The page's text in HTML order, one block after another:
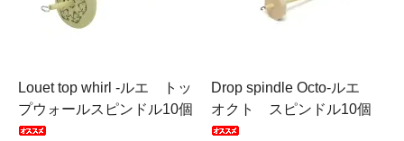
Louet top whirl -ルエ トッ
プウォールスピンドル10個
Drop spindle Octo-ルエ
オクト スピンドル10個